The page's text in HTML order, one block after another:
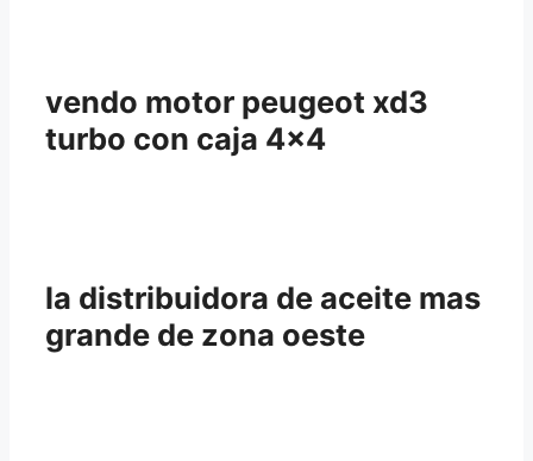
vendo motor peugeot xd3
turbo con caja 4×4
la distribuidora de aceite mas
grande de zona oeste